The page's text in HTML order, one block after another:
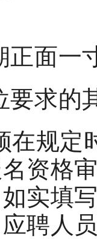
正面一
要求的
在规定
资格
实填
聘人